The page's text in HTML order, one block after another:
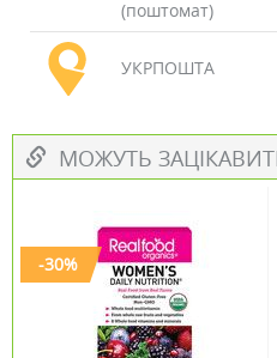
(поштомат)
УКРПОШТА
МОЖУТЬ
-30%